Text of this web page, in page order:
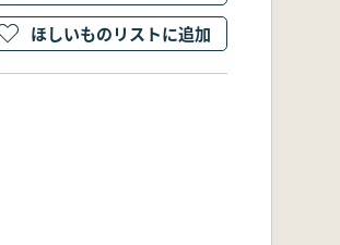
ほしいものリストに追加